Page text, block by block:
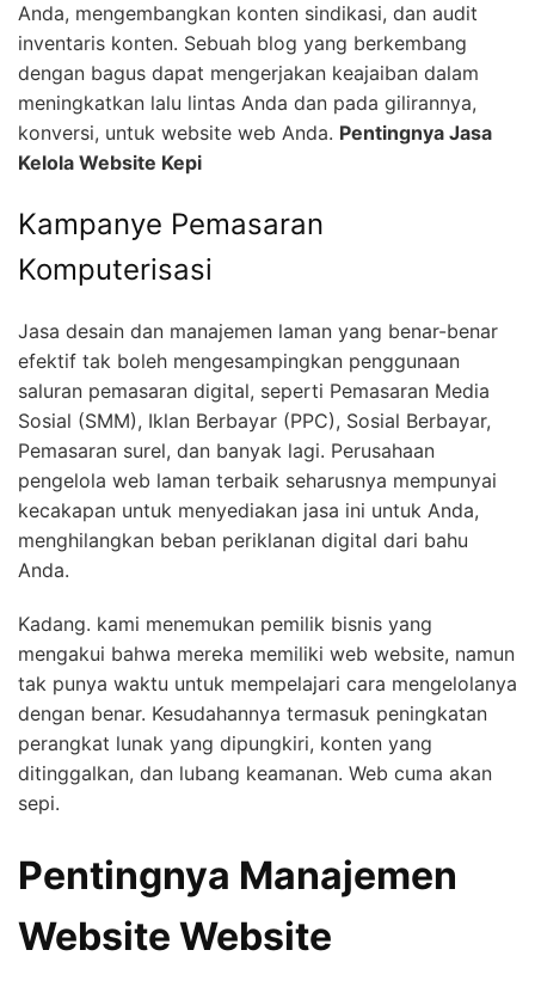
Anda, mengembangkan konten sindikasi, dan audit
inventaris konten. Sebuah blog yang berkembang
dengan bagus dapat mengerjakan keajaiban dalam
meningkatkan lalu lintas Anda dan pada gilirannya,
konversi, untuk website web Anda. Pentingnya Jasa
Kelola Website Kepi
Kampanye Pemasaran
Komputerisasi
Jasa desain dan manajemen laman yang benar-benar
efektif tak boleh mengesampingkan penggunaan
saluran pemasaran digital, seperti Pemasaran Media
Sosial (SMM), Iklan Berbayar (PPC), Sosial Berbayar,
Pemasaran surel, dan banyak lagi. Perusahaan
pengelola web laman terbaik seharusnya mempunyai
kecakapan untuk menyediakan jasa ini untuk Anda,
menghilangkan beban periklanan digital dari bahu
Anda.
Kadang. kami menemukan pemilik bisnis yang
mengakui bahwa mereka memiliki web website, namun
tak punya waktu untuk mempelajari cara mengelolanya
dengan benar. Kesudahannya termasuk peningkatan
perangkat lunak yang dipungkiri, konten yang
ditinggalkan, dan lubang keamanan. Web cuma akan
sepi.
Pentingnya Manajemen
Website Website